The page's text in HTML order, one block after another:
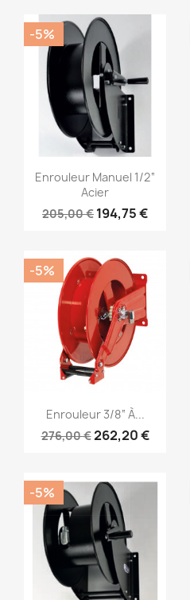
Aperçu rapide
Enrouleur Manuel 1/2“
Acier
205,00 € 194,75 €
-5%
Aperçu rapide
Enrouleur 3/8“ À...
276,00 €262,20 €
-5%
-5%